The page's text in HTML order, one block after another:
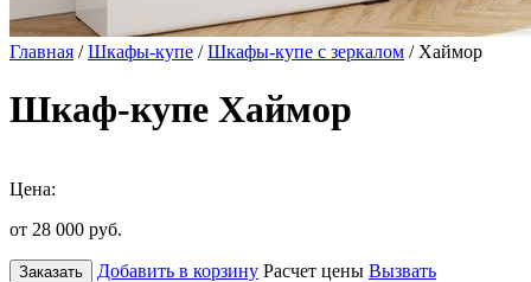
Главная /Шкафы-купе /Шкафы-купе с зеркалом / Хаймор
Шкаф-купе Хаймор
Цена:
от 28 000 руб.
Заказать Добавить в корзину Расчет цены Вызвать